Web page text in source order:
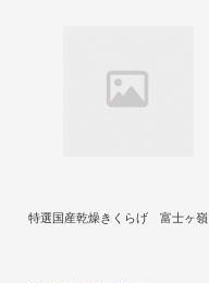
特選国産乾燥きくらげ 富士ヶ嶺